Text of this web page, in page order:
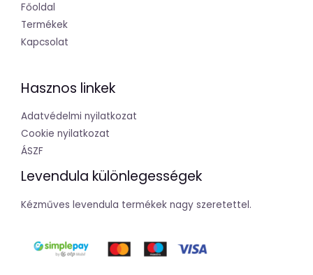
Főoldal
Termékek
Kapcsolat
Hasznos linkek
Adatvédelmi nyilatkozat
Cookie nyilatkozat
ÁSZF
Levendula különlegességek
Kézműves levendula termékek nagy szeretettel.